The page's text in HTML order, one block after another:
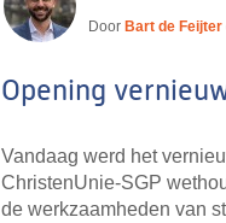
Door Bart de Feijter
Opening
Vandaag werd het
ChristenUnie-SGP
de werkzaamheden van